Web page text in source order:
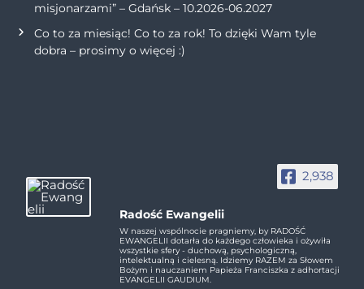
misjonarzami” – Gdańsk – 10.2026-06.2027
Co to za miesiąc! Co to za rok! To dzięki Wam tyle
dobra – prosimy o więcej :)
2,938
Radość Ewangelii
W naszej wspólnocie pragniemy, by RADOŚĆ
EWANGELII dotarła do każdego człowieka i ożywiła
wszystkie sfery - duchową, psychologiczną,
intelektualną i cielesną. Idziemy RAZEM za Słowem
Bożym i nauczaniem Papieża Franciszka z adhortacji
EVANGELII GAUDIUM.